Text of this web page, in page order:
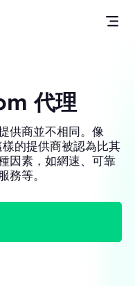
代理
供商並不相同。像
的提供商被認為比其
因素，如網速、可靠
務等。